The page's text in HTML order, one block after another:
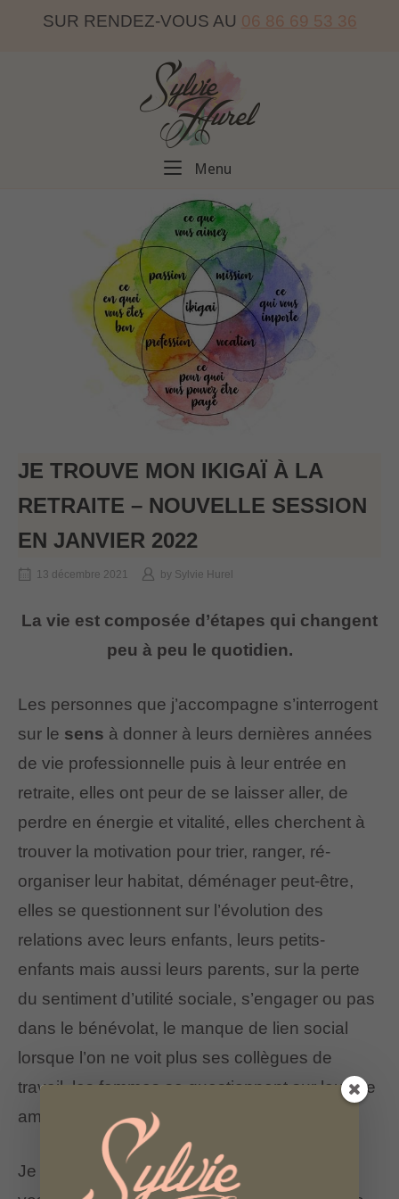
SUR RENDEZ-VOUS AU 06 86 69 53 36
Home
Menu
JE TROUVE MON IKIGAÏ À LA
RETRAITE – NOUVELLE SESSION
EN JANVIER 2022
13 décembre 2021 by Sylvie Hurel
La vie est composée d’étapes qui changent
peu à peu le quotidien.
Les personnes que j’accompagne s’interrogent
sur le sens à donner à leurs dernières années
de vie professionnelle puis à leur entrée en
retraite, elles ont peur de se laisser aller, de
perdre en énergie et vitalité, elles cherchent à
trouver la motivation pour trier, ranger, ré-
organiser leur habitat, déménager peut-être,
elles se questionnent sur l’évolution des
relations avec leurs enfants, leurs petits-
enfants mais aussi leurs parents, sur la perte
du sentiment d’utilité sociale, s’engager ou pas
dans le bénévolat, le manque de lien social
lorsque l’on ne voit plus ses collègues de
travail, les femmes se questionnent sur leur vie
amoureuse, reformer ou pas un couple…
Je vous propose de prendre conscience de